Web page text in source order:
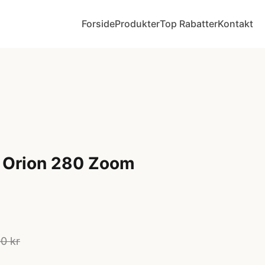
ForsideProdukterTop RabatterKontakt
280 Zoom
kr